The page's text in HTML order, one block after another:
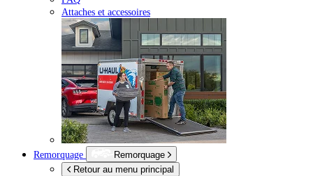
Attaches et accessoires
Remorquage
Remorquage
Retour au menu principal